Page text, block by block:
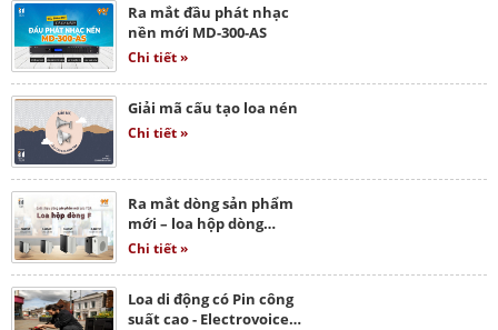
Ra mắt đầu phát nhạc
nền mới MD-300-AS
Chi tiết »
Giải mã cấu tạo loa nén
Chi tiết »
Ra mắt dòng sản phẩm
mới – loa hộp dòng…
Chi tiết »
Loa di động có Pin công
suất cao - Electrovoice…